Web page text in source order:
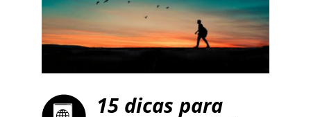
15 dicas para